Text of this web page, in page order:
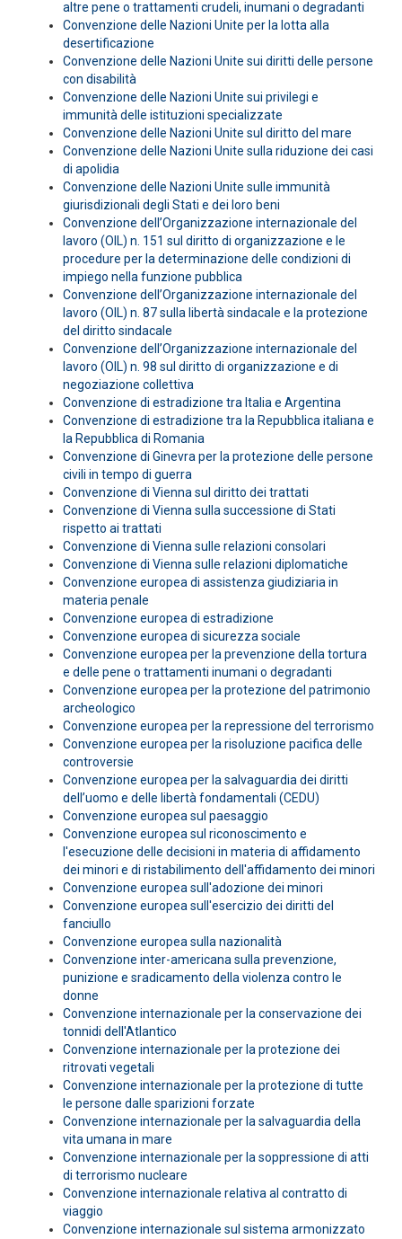
altre pene o trattamenti crudeli, inumani o degradanti
Convenzione delle Nazioni Unite per la lotta alla
desertificazione
Convenzione delle Nazioni Unite sui diritti delle persone
con disabilità
Convenzione delle Nazioni Unite sui privilegi e
immunità delle istituzioni specializzate
Convenzione delle Nazioni Unite sul diritto del mare
Convenzione delle Nazioni Unite sulla riduzione dei casi
di apolidia
Convenzione delle Nazioni Unite sulle immunità
giurisdizionali degli Stati e dei loro beni
Convenzione dell’Organizzazione internazionale del
lavoro (OIL) n. 151 sul diritto di organizzazione e le
procedure per la determinazione delle condizioni di
impiego nella funzione pubblica
Convenzione dell’Organizzazione internazionale del
lavoro (OIL) n. 87 sulla libertà sindacale e la protezione
del diritto sindacale
Convenzione dell’Organizzazione internazionale del
lavoro (OIL) n. 98 sul diritto di organizzazione e di
negoziazione collettiva
Convenzione di estradizione tra Italia e Argentina
Convenzione di estradizione tra la Repubblica italiana e
la Repubblica di Romania
Convenzione di Ginevra per la protezione delle persone
civili in tempo di guerra
Convenzione di Vienna sul diritto dei trattati
Convenzione di Vienna sulla successione di Stati
rispetto ai trattati
Convenzione di Vienna sulle relazioni consolari
Convenzione di Vienna sulle relazioni diplomatiche
Convenzione europea di assistenza giudiziaria in
materia penale
Convenzione europea di estradizione
Convenzione europea di sicurezza sociale
Convenzione europea per la prevenzione della tortura
e delle pene o trattamenti inumani o degradanti
Convenzione europea per la protezione del patrimonio
archeologico
Convenzione europea per la repressione del terrorismo
Convenzione europea per la risoluzione pacifica delle
controversie
Convenzione europea per la salvaguardia dei diritti
dell’uomo e delle libertà fondamentali (CEDU)
Convenzione europea sul paesaggio
Convenzione europea sul riconoscimento e
l'esecuzione delle decisioni in materia di affidamento
dei minori e di ristabilimento dell'affidamento dei minori
Convenzione europea sull'adozione dei minori
Convenzione europea sull'esercizio dei diritti del
fanciullo
Convenzione europea sulla nazionalità
Convenzione inter-americana sulla prevenzione,
punizione e sradicamento della violenza contro le
donne
Convenzione internazionale per la conservazione dei
tonnidi dell'Atlantico
Convenzione internazionale per la protezione dei
ritrovati vegetali
Convenzione internazionale per la protezione di tutte
le persone dalle sparizioni forzate
Convenzione internazionale per la salvaguardia della
vita umana in mare
Convenzione internazionale per la soppressione di atti
di terrorismo nucleare
Convenzione internazionale relativa al contratto di
viaggio
Convenzione internazionale sul sistema armonizzato